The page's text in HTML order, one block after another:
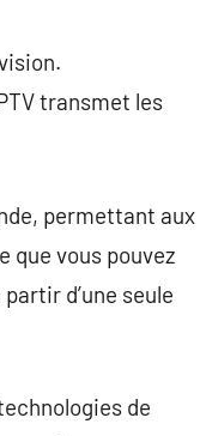
transmet les
permettant aux
que vous pouvez
d’une seule
de